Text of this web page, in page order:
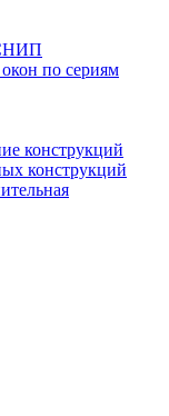
по сериям
конструкций
конструкций